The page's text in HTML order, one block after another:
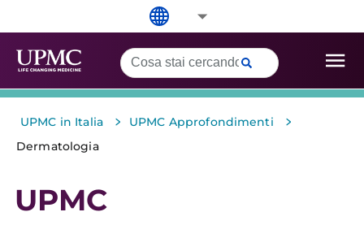
UPMC in Italia > UPMC Approfondimenti >
Dermatologia
UPMC